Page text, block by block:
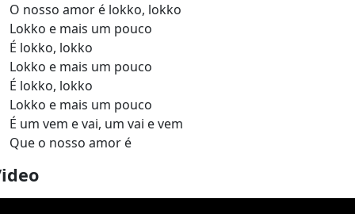
O nosso amor é lokko, lokko
Lokko e mais um pouco
É lokko, lokko
Lokko e mais um pouco
É lokko, lokko
Lokko e mais um pouco
É um vem e vai, um vai e vem
Que o nosso amor é